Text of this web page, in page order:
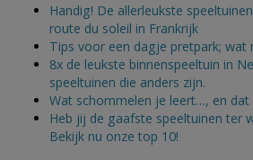
Handig! De allerleukste
route du soleil in Frankrijk
Tips voor een dagje pretpark; wat
8x de leukste binnenspeeltuin in
speeltuinen die anders zijn.
Wat schommelen je leert…, en dat
Heb jij de gaafste speeltuinen ter
Bekijk nu onze top 10!